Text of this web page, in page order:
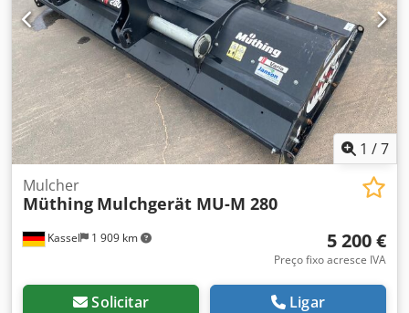
1 /7
Kassel 1 909 km
Mulcher
Müthing Mulchgerät MU-M 280
5 200 €
Preço fixo acresce IVA
Solicitar Ligar